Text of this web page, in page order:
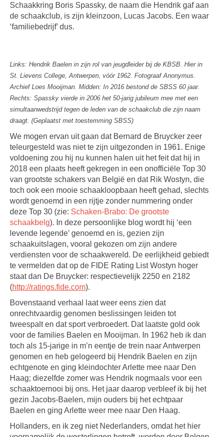
Schaakkring Boris Spassky, de naam die Hendrik gaf aan
de schaakclub, is zijn kleinzoon, Lucas Jacobs. Een waar
‘familiebedrijf’ dus.
Links: Hendrik Baelen in zijn rol van jeugdleider bij de KBSB. Hier in
St. Lievens College, Antwerpen, vóór 1962. Fotograaf Anonymus.
Archief Loes Mooijman. Midden: In 2016 bestond de SBSS 60 jaar.
Rechts: Spassky vierde in 2006 het 50-jarig jubileum mee met een
simultaanwedstrijd tegen de leden van de schaakclub die zijn naam
draagt. (Geplaatst met toestemming SBSS)
We mogen ervan uit gaan dat Bernard de Bruycker zeer
teleurgesteld was niet te zijn uitgezonden in 1961. Enige
voldoening zou hij nu kunnen halen uit het feit dat hij in
2018 een plaats heeft gekregen in een onofficiële Top 30
van grootste schakers van België en dat Rik Wostyn, die
toch ook een mooie schaakloopbaan heeft gehad, slechts
wordt genoemd in een rijtje zonder nummering onder
deze Top 30 (zie: Schaken-Brabo: De grootste
schaakbelg). In deze persoonlijke blog wordt hij ‘een
levende legende’ genoemd en is, gezien zijn
schaakuitslagen, vooral gekozen om zijn andere
verdiensten voor de schaakwereld. De eerlijkheid gebiedt
te vermelden dat op de FIDE Rating List Wostyn hoger
staat dan De Bruycker: respectievelijk 2250 en 2182
(http://ratings.fide.com).
Bovenstaand verhaal laat weer eens zien dat
onrechtvaardig genomen beslissingen leiden tot
tweespalt en dat sport verbroedert. Dat laatste gold ook
voor de families Baelen en Mooijman. In 1962 heb ik dan
toch als 15-jarige in m’n eentje de trein naar Antwerpen
genomen en heb gelogeerd bij Hendrik Baelen en zijn
echtgenote en ging kleindochter Arlette mee naar Den
Haag; diezelfde zomer was Hendrik nogmaals voor een
schaaktoernooi bij ons. Het jaar daarop verbleef ik bij het
gezin Jacobs-Baelen, mijn ouders bij het echtpaar
Baelen en ging Arlette weer mee naar Den Haag.
Hollanders, en ik zeg niet Nederlanders, omdat het hier